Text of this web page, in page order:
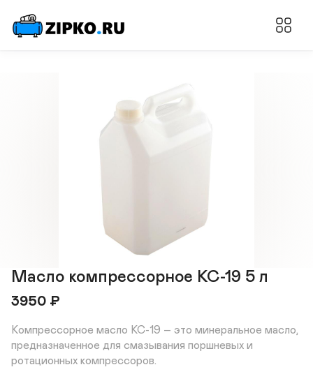
Масло компрессорное КС-19 5 л
3950 ₽
Компрессорное масло КС-19 – это минеральное масло,
предназначенное для смазывания поршневых и
ротационных компрессоров.